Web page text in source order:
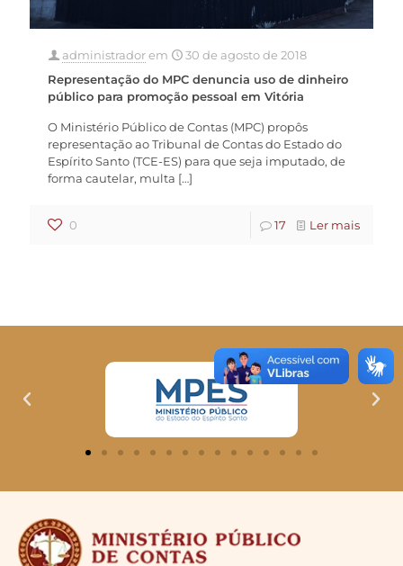
administradorem
30 de agosto de 2018
Representação do MPC denuncia uso de dinheiro
público para promoção pessoal em Vitória
O Ministério Público de Contas (MPC) propôs
representação ao Tribunal de Contas do Estado do
Espírito Santo (TCE-ES) para que seja imputado, de
forma cautelar, multa […]
0 17 Ler mais